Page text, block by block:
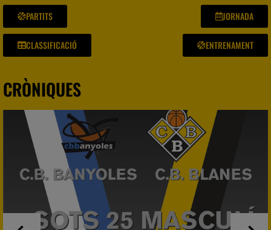
PARTITS JORNADA
CLASSIFICACIÓ ENTRENAMENT
CRÒNIQUES